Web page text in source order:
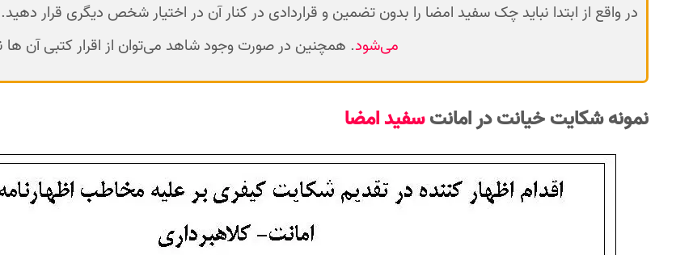
در واقع از ابتدا نباید چک سفید امضا را بدون تضمین و قراردادی در کنار آن در اختیار شخص دیگری قرار دهید.
می‌شود. همچنین در صورت وجود شاهد می‌توان از اقرار کتبی آن ها
نمونه شکایت خیانت در امانتسفید امضا